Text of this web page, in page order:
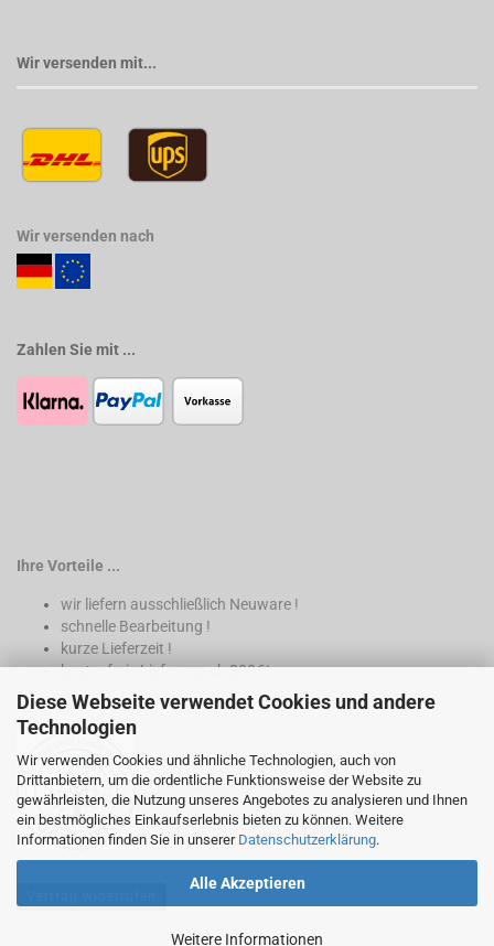
Diese Webseite verwendet Cookies und andere
Technologien
Wir verwenden Cookies und ähnliche Technologien, auch von
Drittanbietern, um die ordentliche Funktionsweise der Website zu
gewährleisten, die Nutzung unseres Angebotes zu analysieren und Ihnen
ein bestmögliches Einkaufserlebnis bieten zu können. Weitere
Informationen finden Sie in unserer Datenschutzerklärung.
Alle Akzeptieren
Weitere Informationen
Wir versenden mit...
Wir versenden nach
Zahlen Sie mit ...
Ihre Vorteile ...
wir liefern ausschließlich Neuware !
schnelle Bearbeitung !
kurze Lieferzeit !
kostenfreie Lieferung ab 200€*
* nur innerhalb Deutschland